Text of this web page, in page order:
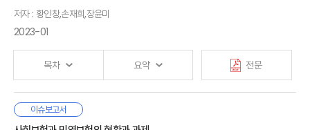
의료비의 실질 인플레이션이 5%라는 가정하에 2030년, 2040년,
2050년 민간의료보험 총 보험료 변화를 살펴봤을 때, 민간의료보험
총보험료는 기준경제 대비 4.7%, 5.3%, 2.1% 증가하는 것으로 나타났다.
2040년 이후 민간의료보험 수요는 감소하는 것으로 나타나는데 현재와
같은 저연령 인구 감소가 지속되고 보험료 부담으로 인해 민간의료보험을
유지하기 어려운 70대 이상 인구가 증가하면서 결국 민간의료보험 수요
또한 정점을 찍고 축소될 수밖에 없을 것이라는 점을 시사한다.
다만, 본 연구가 인구구조 변화를 개인보험 수요와 연결하면서 거시경제
3. 모형경제의 균형
1. 모수설정
Ⅳ. 인구고령화 효과 분석
저자 : 황인창,손재희,장윤미
2023-01
목차 요약 전문
국내 보험산업은 성장성과 수익성이 동반 하락하는 장기적인
추세를 보이고, 소비자 신뢰또한 높지 않은 상황이다. 이러한
Ⅰ. 서론
이슈보고서